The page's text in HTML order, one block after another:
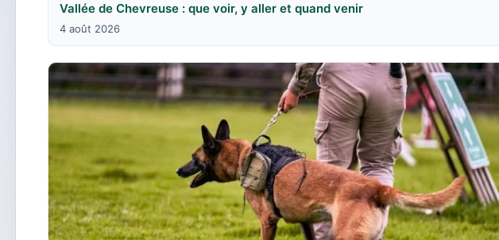
Vallée de Chevreuse : que voir, y aller et quand venir
4 août 2026